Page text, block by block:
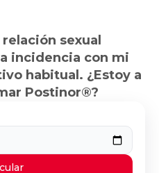
sexual
incidencia con mi
habitual. ¿Estoy a
Postinor®?